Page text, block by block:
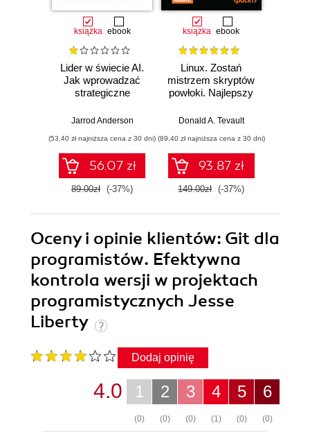
książka ebook
Lider w świecie AI.
Jak wprowadzać
strategiczne
biznes i
zespołowi w erze
sztucznej
inteligencji
Jarrod Anderson
(53,40 zł najniższa cena z 30 dni)
56.07 zł
89.00zł (-37%)
książka ebook
Linux. Zostań
mistrzem skryptów
powłoki. Najlepszy
którym
zautomatyzujesz i
usprawnisz każde
zadanie
Donald A. Tevault
(89,40 zł najniższa cena z 30 dni)
93.87 zł
149.00zł (-37%)
Oceny i opinie klientów: Git dla
programistów. Efektywna
kontrola wersji w projektach
programistycznych Jesse
Liberty
Dodaj opinię
6
(0)
5
(0)
4
(1)
3
(0)
2
(0)
1
(0)
4.0